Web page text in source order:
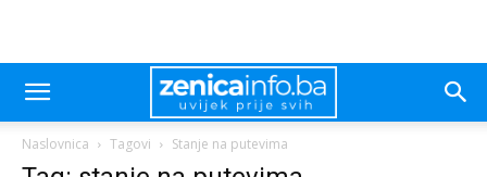
Naslovnica Tagovi Stanje na putevima